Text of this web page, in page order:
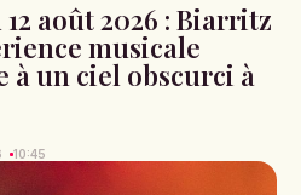
août 2026 : Biarritz
musicale
à un ciel obscurci à
10:45